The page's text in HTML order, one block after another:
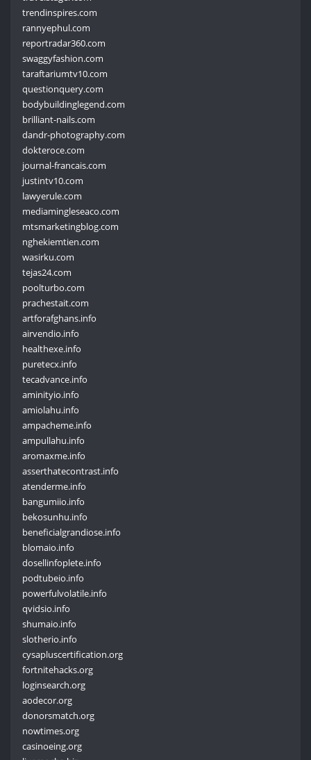
trendinspires.com
rannyephul.com
reportradar360.com
swaggyfashion.com
taraftariumtv10.com
questionquery.com
bodybuildinglegend.com
brilliant-nails.com
dandr-photography.com
dokteroce.com
journal-francais.com
justintv10.com
lawyerule.com
mediamingleseaco.com
mtsmarketingblog.com
nghekiemtien.com
wasirku.com
tejas24.com
poolturbo.com
prachestait.com
artforafghans.info
airvendio.info
healthexe.info
puretecx.info
tecadvance.info
aminityio.info
amiolahu.info
ampacheme.info
ampullahu.info
aromaxme.info
asserthatecontrast.info
atenderme.info
bangumiio.info
bekosunhu.info
beneficialgrandiose.info
blomaio.info
dosellinfoplete.info
podtubeio.info
powerfulvolatile.info
qvidsio.info
shumaio.info
slotherio.info
cysapluscertification.org
fortnitehacks.org
loginsearch.org
aodecor.org
donorsmatch.org
nowtimes.org
casinoeing.org